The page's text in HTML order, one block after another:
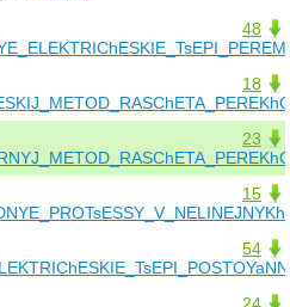
48
18
23
15
54